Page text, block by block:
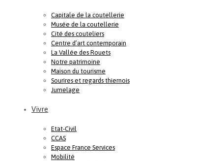
Capitale de la coutellerie
Musée de la coutellerie
Cité des couteliers
Centre d’art contemporain
La Vallée des Rouets
Notre patrimoine
Maison du tourisme
Sourires et regards thiernois
Jumelage
Vivre
Etat-Civil
CCAS
Espace France Services
Mobilité